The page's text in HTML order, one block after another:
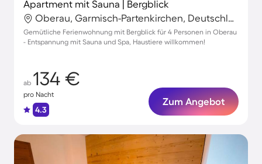
Apartment mit Sauna | Bergblick
Oberau, Garmisch-Partenkirchen, Deutschland
Gemütliche Ferienwohnung mit Bergblick für 4 Personen in Oberau
- Entspannung mit Sauna und Spa, Haustiere willkommen!
ab 134 €
pro Nacht
4.3
Zum Angebot